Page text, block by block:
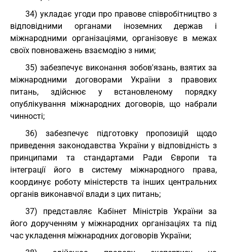
34) укладає угоди про правове співробітництво з
відповідними органами іноземних держав і
міжнародними організаціями, організовує в межах
своїх повноважень взаємодію з ними;
35) забезпечує виконання зобов'язань, взятих за
міжнародними договорами України з правових
питань, здійснює у встановленому порядку
опублікування міжнародних договорів, що набрали
чинності;
36) забезпечує підготовку пропозицій щодо
приведення законодавства України у відповідність з
принципами та стандартами Ради Європи та
інтеграції його в систему міжнародного права,
координує роботу міністерств та інших центральних
органів виконавчої влади з цих питань;
37) представляє Кабінет Міністрів України за
його дорученням у міжнародних організаціях та під
час укладення міжнародних договорів України;